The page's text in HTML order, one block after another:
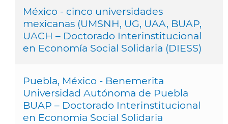
México - cinco universidades
mexicanas (UMSNH, UG, UAA, BUAP,
UACH – Doctorado Interinstitucional
en Economía Social Solidaria (DIESS)
Puebla, México - Benemerita
Universidad Autónoma de Puebla
BUAP – Doctorado Interinstitucional
en Economia Social Solidaria